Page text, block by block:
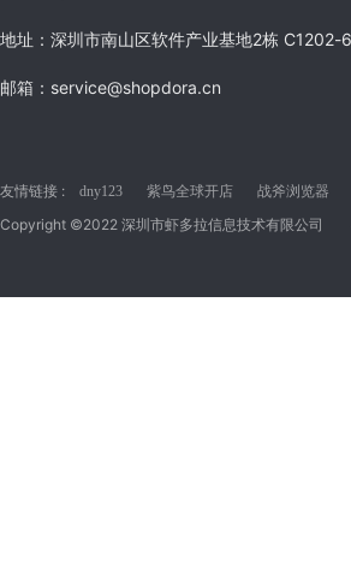
地址：深圳市南山区软件产业基地2栋 C1202-6
邮箱：service@shopdora.cn
友情链接 : dny123 紫鸟全球开店 战斧浏览器
Copyright ©2022 深圳市虾多拉信息技术有限公司